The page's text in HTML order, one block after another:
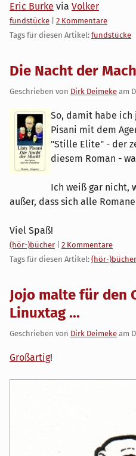
Eric Burke via Volker
Kategorien:
fundstücke
2 Kommentare
Tags für diesen Artikel: fundstücke
Die Nacht der
Geschrieben von Dirk Deimeke am
So, damit habe ich
Pisani mit dem
"Stille Elite" - der
diesem Roman -
Ich weiß gar nicht,
außer, dass sich alle
Viel Spaß!
Kategorien:
(hör-)bücher
2 Kommentare
Tags für diesen Artikel: (hör-)bücher
Jojo malte für den
Linuxtag ...
Geschrieben von Dirk Deimeke am
Großartig!